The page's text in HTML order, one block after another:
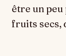
être un peu
fruits secs,